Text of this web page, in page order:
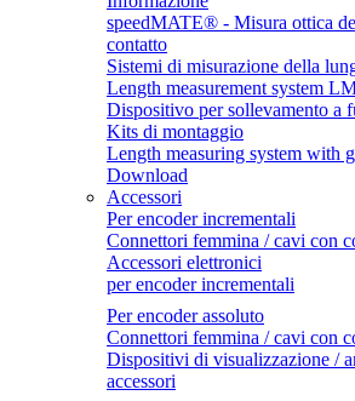
speedMATE® - Misura ottica
contatto
Sistemi di misurazione della
Length measurement system
Dispositivo per sollevamento a
Kits di montaggio
Length measuring system with
Download
Accessori
Per encoder incrementali
Connettori femmina / cavi con
Accessori elettronici
per encoder incrementali
Per encoder assoluto
Connettori femmina / cavi con
Dispositivi di visualizzazione /
accessori